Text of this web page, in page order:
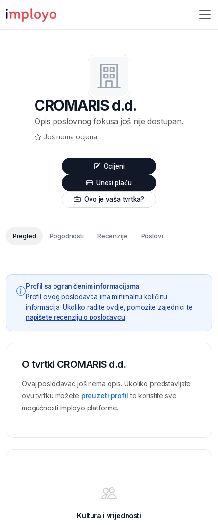
CROMARIS d.d.
Opis poslovnog fokusa još nije dostupan.
Još nema ocjena
Ocijeni
Unesi plaću
Ovo je vaša tvrtka?
Pregled Pogodnosti Recenzije Poslovi
Profil sa ograničenim informacijama
Profil ovog poslodavca ima minimalnu količinu
informacija. Ukoliko radite ovdje, pomozite zajednici te
napišete recenziju o poslodavcu.
O tvrtki CROMARIS d.d.
Ovaj poslodavac još nema opis. Ukoliko predstavljate
ovu tvrtku možete preuzeti profil te koristite sve
mogućnosti Imployo platforme.
Kultura i vrijednosti